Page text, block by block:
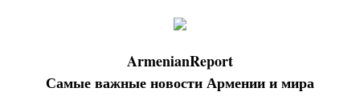
ArmenianReport
Самые важные новости Армении и мира